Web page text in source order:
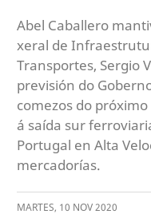
Abel Caballero
xeral de
Transportes, Sergio
previsión do
comezos do
á saída sur
Portugal en Alta
mercadorías.
MARTES, 10 NOV2020